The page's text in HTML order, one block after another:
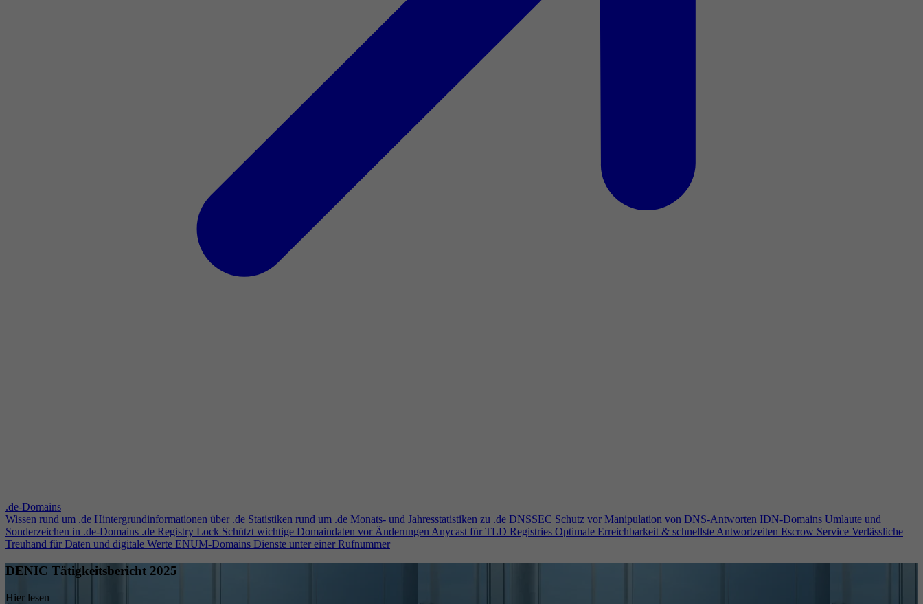
.de-Domains
Wissen rund um .de Hintergrundinformationen über .de Statistiken rund um .de Monats- und Jahresstatistiken zu .de DNSSEC Schutz vor Manipulation von DNS-Antworten IDN-Domains Umlaute und
Sonderzeichen in .de-Domains .de Registry Lock Schützt wichtige Domaindaten vor ÄnderungenAnycast für TLD Registries Optimale Erreichbarkeit & schnellste Antwortzeiten Escrow Service Verlässliche
Treuhand für Daten und digitale Werte ENUM-Domains Dienste unter einer Rufnummer
DENIC Tätigkeitsbericht 2025
Hier lesen